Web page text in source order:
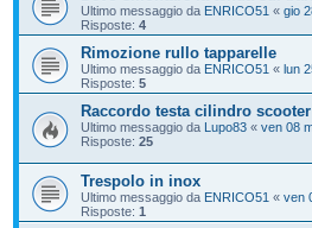
Ultimo messaggio da ENRICO51 « gio
Risposte: 4
Rimozione rullo tapparelle
Ultimo messaggio da ENRICO51 « lun
Risposte: 5
Raccordo testa cilindro scooter
Ultimo messaggio da Lupo83 « ven 08
Risposte: 25
Trespolo in inox
Ultimo messaggio da ENRICO51 « ven
Risposte: 1